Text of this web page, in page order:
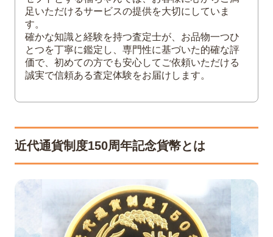
《相場一覧》種類別の買取参考価格
金相場の変動と売り時の見極め
購入時にプルーフ貨幣セット付属品があ
れば一緒に査定へ出す
プルーフ貨幣の取り扱いと保管状態
5
よくある質問（Q＆A）
Q. この記念貨幣はコンビニやスーパーで
Q. ケースが破損していたり、汚れていた
りしても売れますか？
Q. 祖父のコレクションで、本物かどうか
足いただけるサービスの提供を大切にしていま
す。
確かな知識と経験を持つ査定士が、お品物一つひ
とつを丁寧に鑑定し、専門性に基づいた的確な評
価で、初めての方でも安心してご依頼いただける
誠実で信頼ある査定体験をお届けします。
近代通貨制度150周年記念貨幣とは